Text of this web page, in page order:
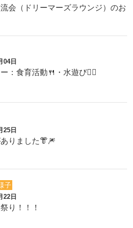
会（ドリーマーズラウンジ）のお
04日
：食育活動🍴・水遊び🏊‍♂️
25日
りました👘🎆
子
22日
り！！！